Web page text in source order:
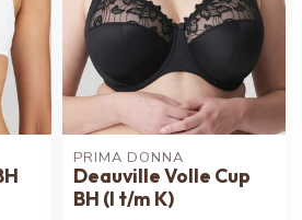
PRIMA DONNA
Deauville Volle Cup
BH (I t/m K)